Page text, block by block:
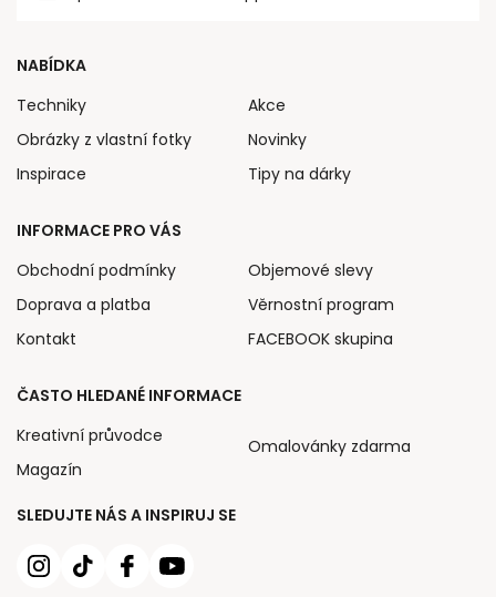
SLEDUJTE NÁS A INSPIRUJ SE
NABÍDKA
Techniky
Obrázky z vlastní fotky
Inspirace
Akce
Novinky
Tipy na dárky
INFORMACE PRO VÁS
Obchodní podmínky
Doprava a platba
Kontakt
Objemové slevy
Věrnostní program
FACEBOOK skupina
ČASTO HLEDANÉ INFORMACE
Kreativní průvodce
Magazín
Omalovánky zdarma